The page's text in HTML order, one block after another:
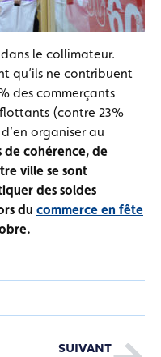
le collimateur.
qu’ils ne contribuent
des commerçants
(contre 23%
organiser au
de cohérence, de
ville se sont
des soldes
du commerce en fête
SUIVANT